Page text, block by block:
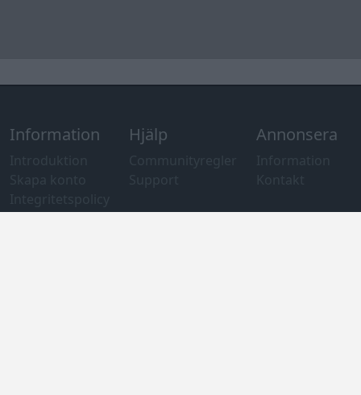
Information Hjälp Annonsera